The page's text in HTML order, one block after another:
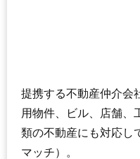
提携する不動産仲介会
用物件、ビル、店舗、
類の不動産にも対応し
マッチ）。